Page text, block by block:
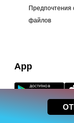
Предпочтения
файлов
App